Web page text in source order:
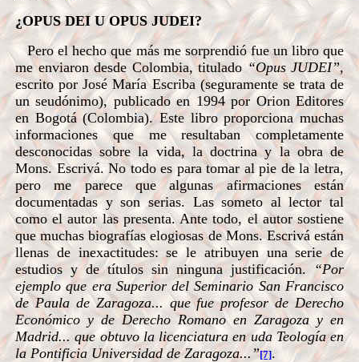
¿OPUS DEI U OPUS JUDEI?
Pero el hecho que más me sorprendió fue un libro que
me enviaron desde Colombia, titulado“Opus JUDEI”,
escrito por José María Escriba (seguramente se trata de
un seudónimo), publicado en 1994 por Orion Editores
en Bogotá (Colombia). Este libro proporciona muchas
informaciones que me resultaban completamente
desconocidas sobre la vida, la doctrina y la obra de
Mons. Escrivá. No todo es para tomar al pie de la letra,
pero me parece que algunas afirmaciones están
documentadas y son serias. Las someto al lector tal
como el autor las presenta. Ante todo, el autor sostiene
que muchas biografías elogiosas de Mons. Escrivá están
llenas de inexactitudes: se le atribuyen una serie de
estudios y de títulos sin ninguna justificación. “Por
ejemplo que era Superior del Seminario San Francisco
de Paula de Zaragoza... que fue profesor de Derecho
Económico y de Derecho Romano en Zaragoza y en
Madrid... que obtuvo la licenciatura en uda Teología en
la Pontificia Universidad de Zaragoza...”[7].